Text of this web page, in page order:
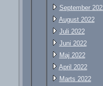
September
August 2022
Juli 2022
Juni 2022
Maj 2022
April 2022
Marts 2022